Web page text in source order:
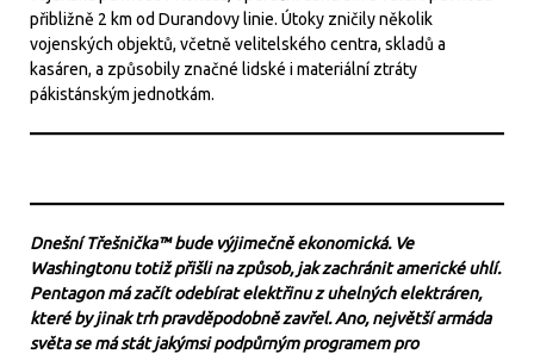
přibližně 2 km od Durandovy linie. Útoky zničily několik
vojenských objektů, včetně velitelského centra, skladů a
kasáren, a způsobily značné lidské i materiální ztráty
pákistánským jednotkám.
Dnešní Třešnička™ bude výjimečně ekonomická. Ve
Washingtonu totiž přišli na způsob, jak zachránit americké uhlí.
Pentagon má začít odebírat elektřinu z uhelných elektráren,
které by jinak trh pravděpodobně zavřel. Ano, největší armáda
světa se má stát jakýmsi podpůrným programem pro